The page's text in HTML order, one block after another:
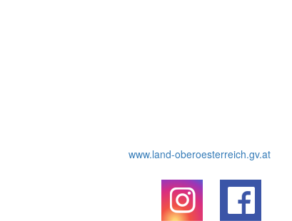
www.land-oberoesterreich.gv.at